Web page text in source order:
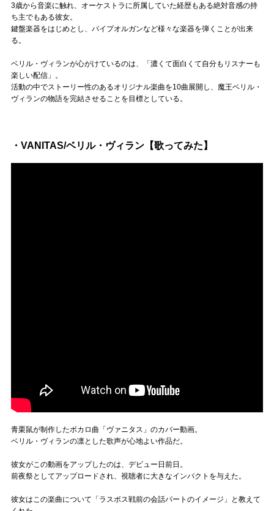
3歳から音楽に触れ、オーケストラに所属していた経歴もある絶対音感の持
ち主でもある彼女。
鍵盤楽器をはじめとし、パイプオルガンなど様々な楽器を弾くことが出来
る。
ベリル・ヴィランが心がけているのは、「濃くて面白くて自分もリスナーも
楽しい配信」。
活動の中でストーリー性のあるオリジナル楽曲を10曲展開し、魔王ベリル・
ヴィランの物語を完結させることを目標としている。
・VANITAS/ベリル・ヴィラン【歌ってみた】
青栗鼠が制作したボカロ曲「ヴァニタス」のカバー動画。
ベリル・ヴィランの凛とした歌声が心地よい作品だ。
彼女がこの動画をアップしたのは、デビュー日前日。
前夜祭としてアップロードされ、視聴者に大きなインパクトを与えた。
彼女はこの楽曲について「ラスボス戦前の会話パートのイメージ」と教えて